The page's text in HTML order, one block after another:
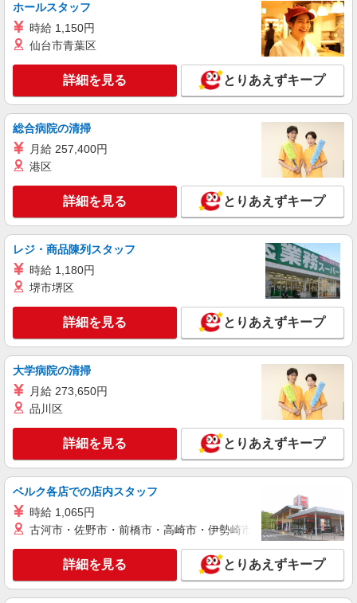
キープ 詳細を見る
ケンタッキーフライドチキン エキア谷塚店
カウンター・キッチンスタッフ
時給1150円
詳細を見る
パート
コンパスグループ・ジャパン株式会社 39249_p
調理師【アルバイト・パート】
あずみ苑グランデ草加 （埼玉県草加市新善町
502 グランデ草加内）
キープ 詳細を見る
アルバイト
SOMPOケア ラヴィーレ 草加
時給1230円〜1380円 ※経験等による ★早朝時
給（5:00〜8:00）時給＋100円 ★希望収入があり
ましたら、ご相談いただければ希望条件に合うか
記金額は働きがい向上手当を含みます。 ★働きが
い向上手当※26年6月改定（地域により異なる）
社会保険加入者は更に＋50円
キープ 詳細を見る
SOMPOケア ラヴィーレ 草加松原
調理・食器洗浄・発注
時給1210円〜1360円 ※経験等による ★早朝時
ホールスタッフ
時給 1,150円
仙台市青葉区
詳細を見る とりあえずキープ
総合病院の清掃
月給 257,400円
港区
詳細を見る とりあえずキープ
レジ・商品陳列スタッフ
時給 1,180円
堺市堺区
詳細を見る とりあえずキープ
大学病院の清掃
月給 273,650円
品川区
詳細を見る とりあえずキープ
ベルク各店での店内スタッフ
時給 1,065円
古河市・佐野市・前橋市・高崎市・伊勢崎市・太田市・館林市
詳細を見る とりあえずキープ